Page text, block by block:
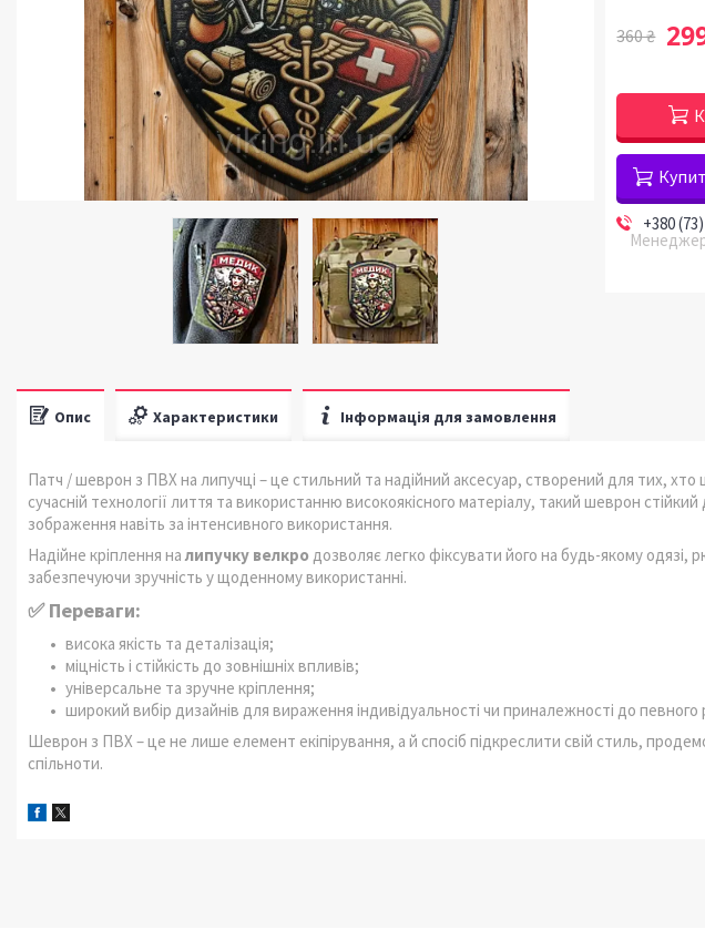
360 ₴
+380
Опис Характеристики Інформація для замовлення
Патч / шеврон з ПВХ на липучці – це стильний та надійний аксесуар, створений для тих, хто
сучасній технології лиття та використанню високоякісного матеріалу, такий шеврон стійкий
зображення навіть за інтенсивного використання.
Надійне кріплення налипучку велкро дозволяє легко фіксувати його на будь-якому одязі,
забезпечуючи зручність у щоденному використанні.
✅ Переваги:
висока якість та деталізація;
міцність і стійкість до зовнішніх впливів;
універсальне та зручне кріплення;
широкий вибір дизайнів для вираження індивідуальності чи приналежності до певного
Шеврон з ПВХ – це не лише елемент екіпірування, а й спосіб підкреслити свій стиль,
спільноти.